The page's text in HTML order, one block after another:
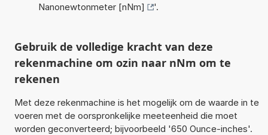
Nanonewtonmeter [nNm]
'.
Gebruik de volledige kracht van deze
rekenmachine om ozin naar nNm om te
rekenen
Met deze rekenmachine is het mogelijk om de waarde in te
voeren met de oorspronkelijke meeteenheid die moet
worden geconverteerd; bijvoorbeeld '650 Ounce-inches'.